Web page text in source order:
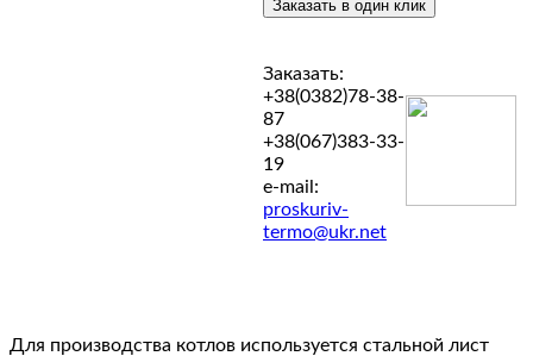
Заказать:
+38(0382)78-38-
87
+38(067)383-33-
19
e-mail:
proskuriv-
termo@ukr.net
Для производства котлов используется стальной лист